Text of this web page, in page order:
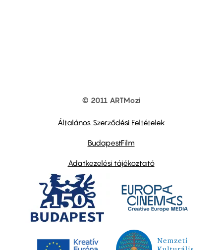
© 2011 ARTMozi
Általános Szerződési Feltételek
BudapestFilm
Adatkezelési tájékoztató